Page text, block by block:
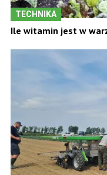
TECHNIKA
Ile witamin jest w